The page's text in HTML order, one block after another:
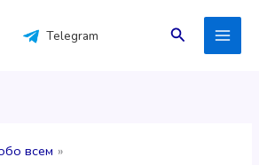
Telegram Поиск
всем